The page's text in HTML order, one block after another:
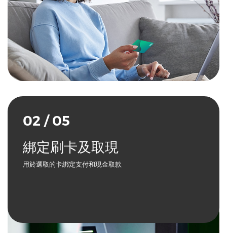
02 / 05
綁定刷卡及取現
用於選取的卡綁定支付和現金取款